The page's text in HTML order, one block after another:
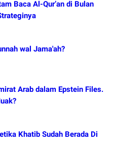
Baca Al-Qur’an di Bulan
wal Jama'ah?
Arab dalam Epstein Files.
Khatib Sudah Berada Di